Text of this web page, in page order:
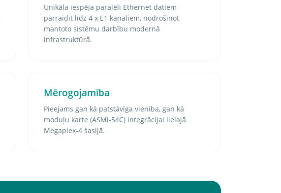
Unikāla iespēja paralēli Ethernet datiem
pārraidīt līdz 4 x E1 kanāliem, nodrošinot
mantoto sistēmu darbību modernā
infrastruktūrā.
Mērogojamība
Pieejams gan kā patstāvīga vienība, gan kā
moduļu karte (ASMi-54C) integrācijai lielajā
Megaplex-4 šasijā.